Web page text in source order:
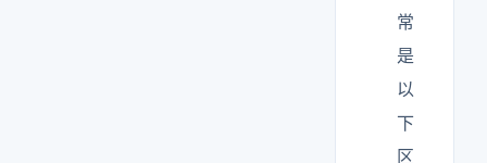
常
是
以
下
区